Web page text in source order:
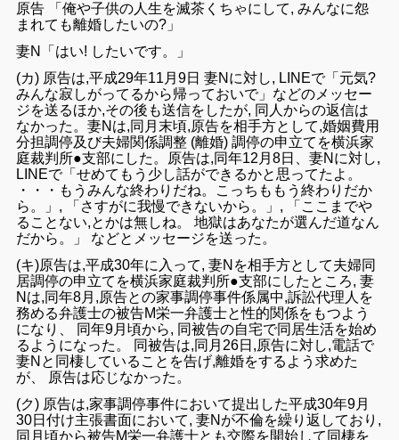
原告
「俺や子供の人生を滅茶 くちゃに して, みんなに怨
まれても離婚したいの?」
妻N「はい! したいです。」
(カ) 原告は,平成29年11 月9日妻Nに対し, LINEで「元気?
みんな寂しがってるから帰っておいで」 などの メッセー
ジを送るほか,その後 も送信をしたが, 同人からの返信は
なかった。妻N は,同月末頃,原告を相手方として,婚姻費用
分担調停及び夫婦関係調整 (離婚)調停の申立て を横浜家
庭裁判所●支部にした 。 原告は,同年12 月8日、妻N に対し,
LINEで「せめてもう少し話ができるかと 思ってた よ。
・・・ もうみんな終わり だね。こっち も もう終わり だか
ら 。」, 「さすがに我慢でき ないから。 」 , 「 ここ までや
ること ない,とかは無しね。 地獄はあなたが選んだ道なん
だから 。」 などとメッセージを送った。
(キ)原告は,平成30年に入って,妻N を相手方として夫婦同
居調停の申立てを横浜家庭裁判所●支部に した ところ, 妻
N は,同年8月,原告との家事調停事件係属中,訴訟代理人を
務める弁護士の被告M栄一弁護士と性的関係を もつよう
になり、 同年9月頃から, 同被告の自宅で同居生活を始め
るよう になった 。 同被告は,同月 26日,原告に対し,電話で
妻Nと 同棲している ことを告げ,離婚をするよう求めた
が 、 原告は応じなかった 。
(ク) 原告は,家事調停事件において提出 した平成30年9月
30日付け主張書面において, 妻N が不倫を繰り返しており,
同月頃から被告M栄一弁護士とも交際を開始して 同棲を